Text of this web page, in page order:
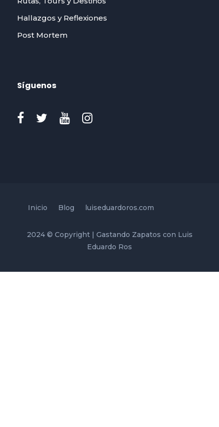
Hallazgos y Reflexiones
Post Mortem
Síguenos
Inicio Blog luiseduardoros.com
2024 © Copyright | Gastando Zapatos con Luis
Eduardo Ros